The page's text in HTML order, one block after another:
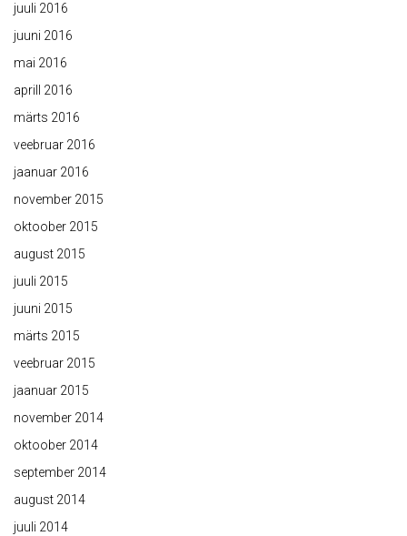
juuli 2016
juuni 2016
mai 2016
aprill 2016
märts 2016
veebruar 2016
jaanuar 2016
november 2015
oktoober 2015
august 2015
juuli 2015
juuni 2015
märts 2015
veebruar 2015
jaanuar 2015
november 2014
oktoober 2014
september 2014
august 2014
juuli 2014